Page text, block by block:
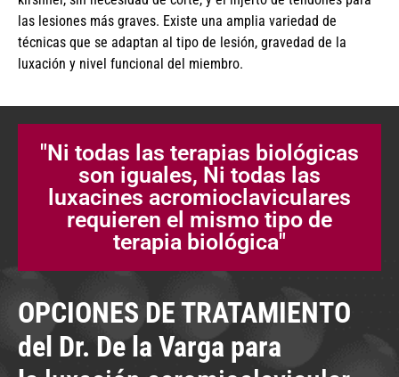
las lesiones más graves. Existe una amplia variedad de
técnicas que se adaptan al tipo de lesión, gravedad de la
luxación y nivel funcional del miembro.
"Ni todas las terapias biológicas
son iguales, Ni todas las
luxacines acromioclaviculares
requieren el mismo tipo de
terapia biológica"
OPCIONES DE TRATAMIENTO
del Dr. De la Varga para